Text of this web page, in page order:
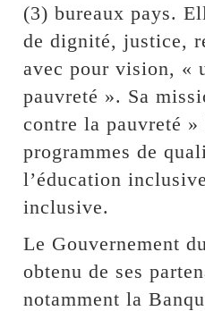
(3) bureaux pays.
de dignité, justice,
avec pour vision, «
pauvreté ». Sa
contre la pauvreté »
programmes de
l’éducation
inclusive.
Le Gouvernement
obtenu de ses
notamment la